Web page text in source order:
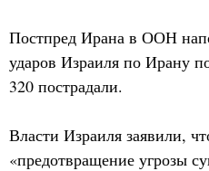
Постпред Ирана в ООН
ударов Израиля по Ирану
320 пострадали.
Власти Израиля заявили,
«предотвращение угрозы